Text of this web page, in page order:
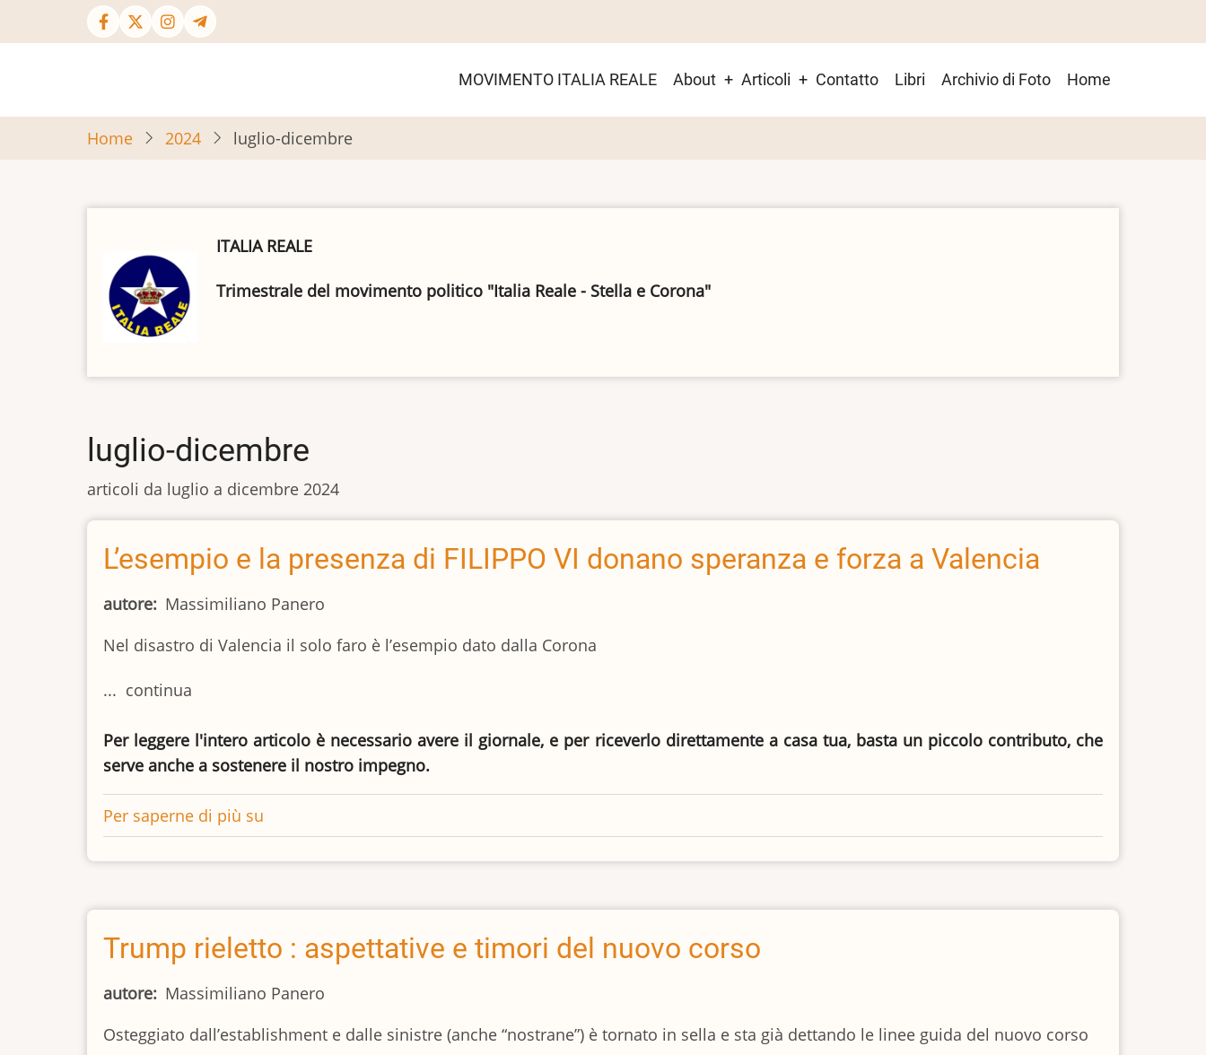
al
Main
menu
MOVIMENTO ITALIA REALE About Articoli Contatto Libri Archivio di Foto Home
Home 2024 luglio-dicembre
ITALIA REALE
Trimestrale del movimento politico "Italia Reale - Stella e Corona"
luglio-dicembre
articoli da luglio a dicembre 2024
L’esempio e la presenza di FILIPPO VI donano speranza e forza a Valencia
autore
Massimiliano Panero
Nel disastro di Valencia il solo faro è l’esempio dato dalla Corona
... continua
Per leggere l'intero articolo è necessario avere il giornale, e per riceverlo direttamente a casa tua, basta un piccolo contributo, che
serve anche a sostenere il nostro impegno.
Per saperne di più su
e
la
di
FILIPPO
donano
e
Trump rieletto : aspettative e timori del nuovo corso
autore
Massimiliano Panero
Osteggiato dall’establishment e dalle sinistre (anche “nostrane”) è tornato in sella e sta già dettando le linee guida del nuovo corso